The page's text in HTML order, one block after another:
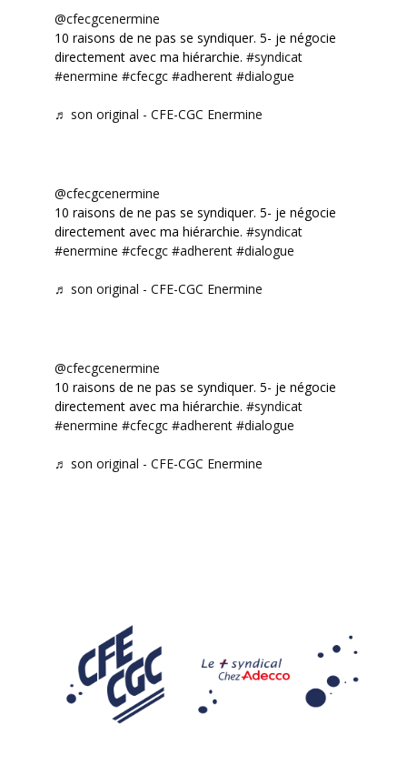
@cfecgcenermine
10 raisons de ne pas se syndiquer. 5- je négocie
directement avec ma hiérarchie. #syndicat
#enermine #cfecgc #adherent #dialogue
♬ son original - CFE-CGC Enermine
@cfecgcenermine
10 raisons de ne pas se syndiquer. 5- je négocie
directement avec ma hiérarchie. #syndicat
#enermine #cfecgc #adherent #dialogue
♬ son original - CFE-CGC Enermine
@cfecgcenermine
10 raisons de ne pas se syndiquer. 5- je négocie
directement avec ma hiérarchie. #syndicat
#enermine #cfecgc #adherent #dialogue
♬ son original - CFE-CGC Enermine